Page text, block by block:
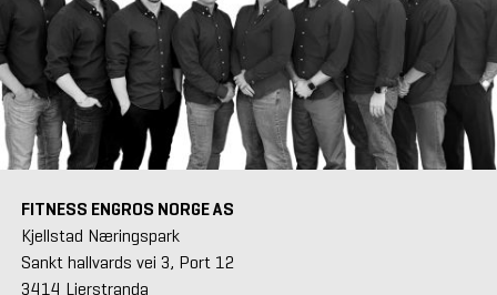
FITNESS ENGROS NORGE AS
Kjellstad Næringspark
Sankt hallvards vei 3, Port 12
3414 Lierstranda